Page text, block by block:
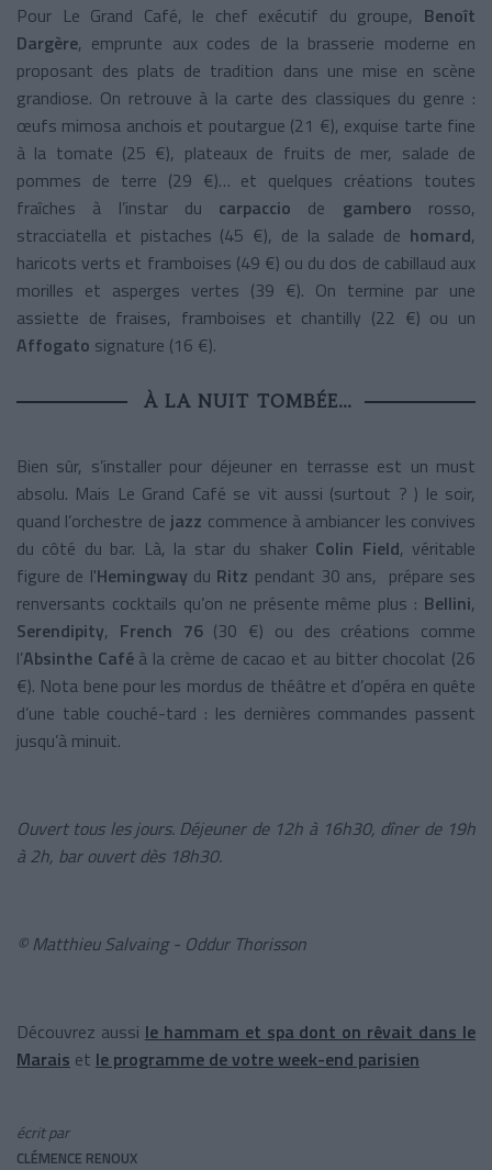
Pour Le Grand Café, le chef exécutif du groupe, Benoît
Dargère, emprunte aux codes de la brasserie moderne en
proposant des plats de tradition dans une mise en scène
grandiose. On retrouve à la carte des classiques du genre :
œufs mimosa anchois et poutargue (21 €), exquise tarte fine
à la tomate (25 €), plateaux de fruits de mer, salade de
pommes de terre (29 €)… et quelques créations toutes
fraîches à l’instar du carpaccio de gambero rosso,
stracciatella et pistaches (45 €), de la salade de homard,
haricots verts et framboises (49 €) ou du dos de cabillaud aux
morilles et asperges vertes (39 €). On termine par une
assiette de fraises, framboises et chantilly (22 €) ou un
Affogato signature (16 €).
À LA NUIT TOMBÉE…
Bien sûr, s’installer pour déjeuner en terrasse est un must
absolu. Mais Le Grand Café se vit aussi (surtout ? ) le soir,
quand l’orchestre de jazz commence à ambiancer les convives
du côté du bar. Là, la star du shaker Colin Field, véritable
figure de l'Hemingway du Ritz pendant 30 ans, prépare ses
renversants cocktails qu’on ne présente même plus : Bellini,
Serendipity, French 76(30 €) ou des créations comme
l’Absinthe Café à la crème de cacao et au bitter chocolat (26
€). Nota bene pour les mordus de théâtre et d’opéra en quête
d’une table couché-tard : les dernières commandes passent
jusqu’à minuit.
Ouvert tous les jours. Déjeuner de 12h à 16h30, dîner de 19h
à 2h, bar ouvert dès 18h30.
© Matthieu Salvaing - Oddur Thorisson
Découvrez aussi le hammam et spa dont on rêvait dans le
Marais et le programme de votre week-end parisien
écrit par
CLÉMENCE RENOUX